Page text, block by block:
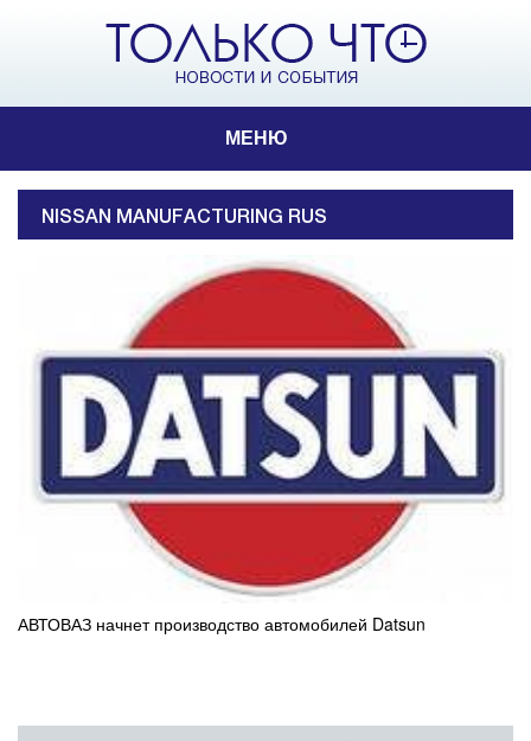
МЕНЮ
NISSAN MANUFACTURING RUS
АВТОВАЗ начнет производство автомобилей Datsun